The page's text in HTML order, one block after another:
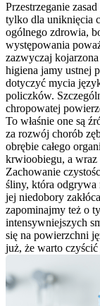
Przestrzeganie zasad
tylko dla uniknięcia
ogólnego zdrowia,
występowania
zazwyczaj
higiena jamy ustnej
dotyczyć mycia
policzków.
chropowatej
To właśnie one są
za rozwój chorób
obrębie całego
krwioobiegu, a wraz
Zachowanie
śliny, która odgrywa
jej niedobory
zapominajmy też o
intensywniejszych
się na powierzchni
już, że warto